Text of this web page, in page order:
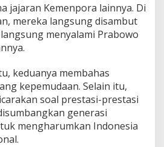
jajaran Kemenpora lainnya. Di
mereka langsung disambut
menyalami Prabowo
keduanya membahas
kepemudaan. Selain itu,
soal prestasi-prestasi
generasi
mengharumkan Indonesia